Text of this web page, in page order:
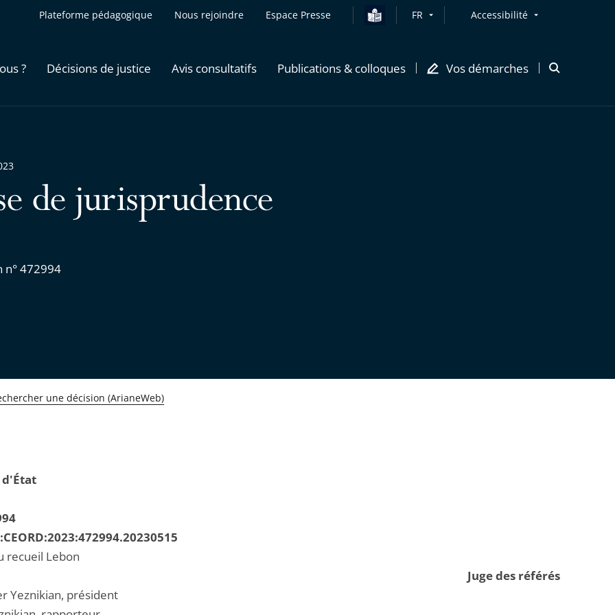
Plateforme pédagogique Nous rejoindre Espace Presse FR Accessibilité
? Décisions de justice Avis consultatifs Publications & colloques Vos démarches
Ouvrir
de jurisprudence
n° 472994
une décision (ArianeWeb)
d'État
recueil Lebon
Juge des référés
Yeznikian, président